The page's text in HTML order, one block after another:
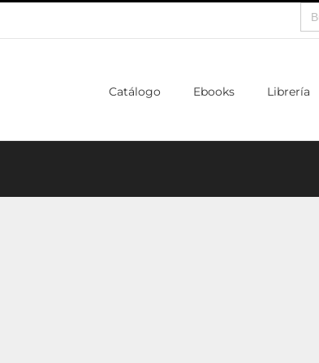
Catálogo Ebooks Librería